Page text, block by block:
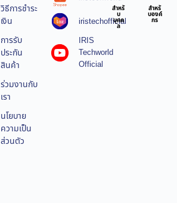
วิธีการชำระ
เงิน
การรับ
ประกัน
สินค้า
ร่วมงานกับ
เรา
นโยบาย
ความเป็น
ส่วนตัว
iristechofficial
IRIS
Techworld
Official
สำหรั
บ
บุคค
ล
สำหรั
บองค์
กร